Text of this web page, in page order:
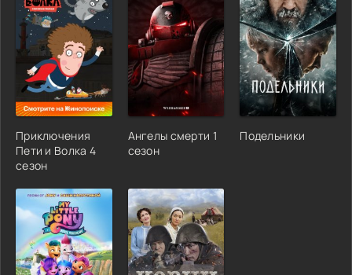
Приключения
Пети и Волка 4
сезон
Ангелы смерти 1
сезон
Подельники